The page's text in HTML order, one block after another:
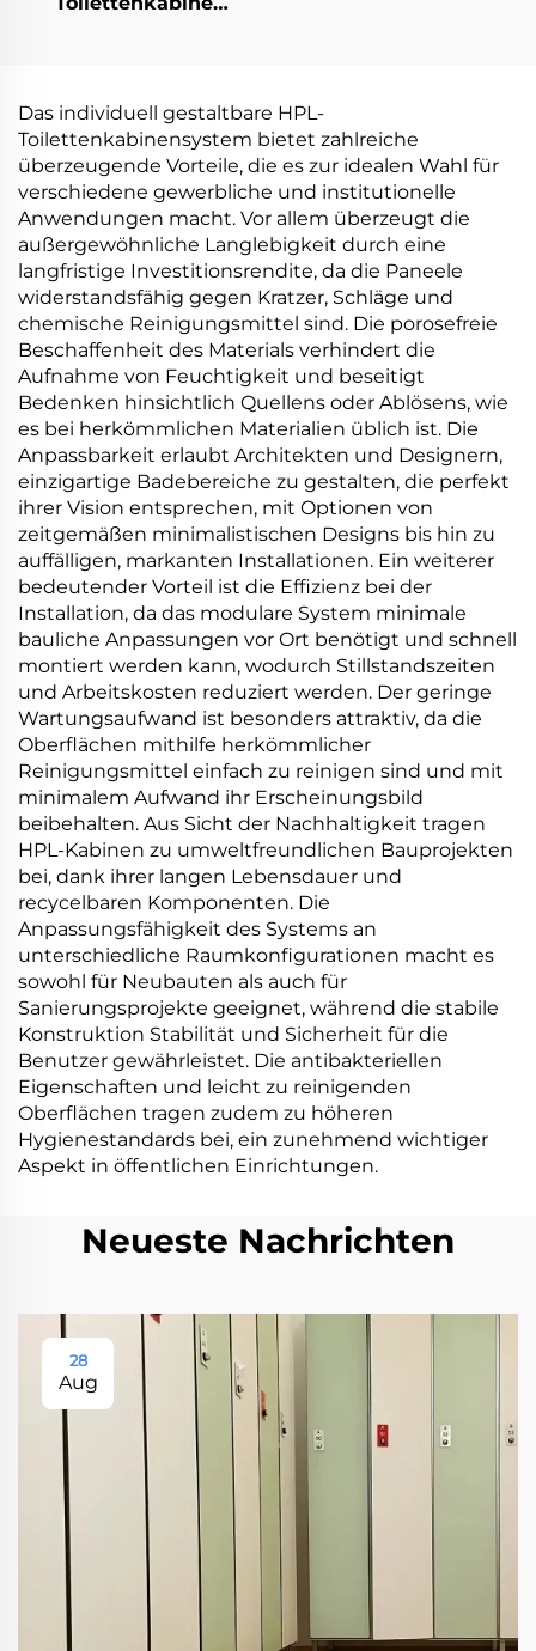
Möbel- und
Hoteldesign
Anwendungen
günstiger Preis
Das individuell gestaltbare HPL-
Toilettenkabinensystem bietet zahlreiche
überzeugende Vorteile, die es zur idealen Wahl für
verschiedene gewerbliche und institutionelle
Anwendungen macht. Vor allem überzeugt die
außergewöhnliche Langlebigkeit durch eine
langfristige Investitionsrendite, da die Paneele
widerstandsfähig gegen Kratzer, Schläge und
chemische Reinigungsmittel sind. Die porosefreie
Beschaffenheit des Materials verhindert die
Aufnahme von Feuchtigkeit und beseitigt
Bedenken hinsichtlich Quellens oder Ablösens, wie
es bei herkömmlichen Materialien üblich ist. Die
Anpassbarkeit erlaubt Architekten und Designern,
einzigartige Badebereiche zu gestalten, die perfekt
ihrer Vision entsprechen, mit Optionen von
zeitgemäßen minimalistischen Designs bis hin zu
auffälligen, markanten Installationen. Ein weiterer
bedeutender Vorteil ist die Effizienz bei der
Installation, da das modulare System minimale
bauliche Anpassungen vor Ort benötigt und schnell
montiert werden kann, wodurch Stillstandszeiten
und Arbeitskosten reduziert werden. Der geringe
Wartungsaufwand ist besonders attraktiv, da die
Oberflächen mithilfe herkömmlicher
Reinigungsmittel einfach zu reinigen sind und mit
minimalem Aufwand ihr Erscheinungsbild
beibehalten. Aus Sicht der Nachhaltigkeit tragen
HPL-Kabinen zu umweltfreundlichen Bauprojekten
bei, dank ihrer langen Lebensdauer und
recycelbaren Komponenten. Die
Anpassungsfähigkeit des Systems an
unterschiedliche Raumkonfigurationen macht es
sowohl für Neubauten als auch für
Sanierungsprojekte geeignet, während die stabile
Konstruktion Stabilität und Sicherheit für die
Benutzer gewährleistet. Die antibakteriellen
Eigenschaften und leicht zu reinigenden
Oberflächen tragen zudem zu höheren
Hygienestandards bei, ein zunehmend wichtiger
Aspekt in öffentlichen Einrichtungen.
Neueste Nachrichten
28
Aug